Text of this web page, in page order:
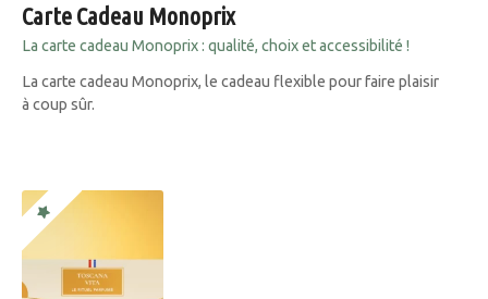
Carte Cadeau Monoprix
La carte cadeau Monoprix : qualité, choix et accessibilité !
La carte cadeau Monoprix, le cadeau flexible pour faire plaisir
à coup sûr.